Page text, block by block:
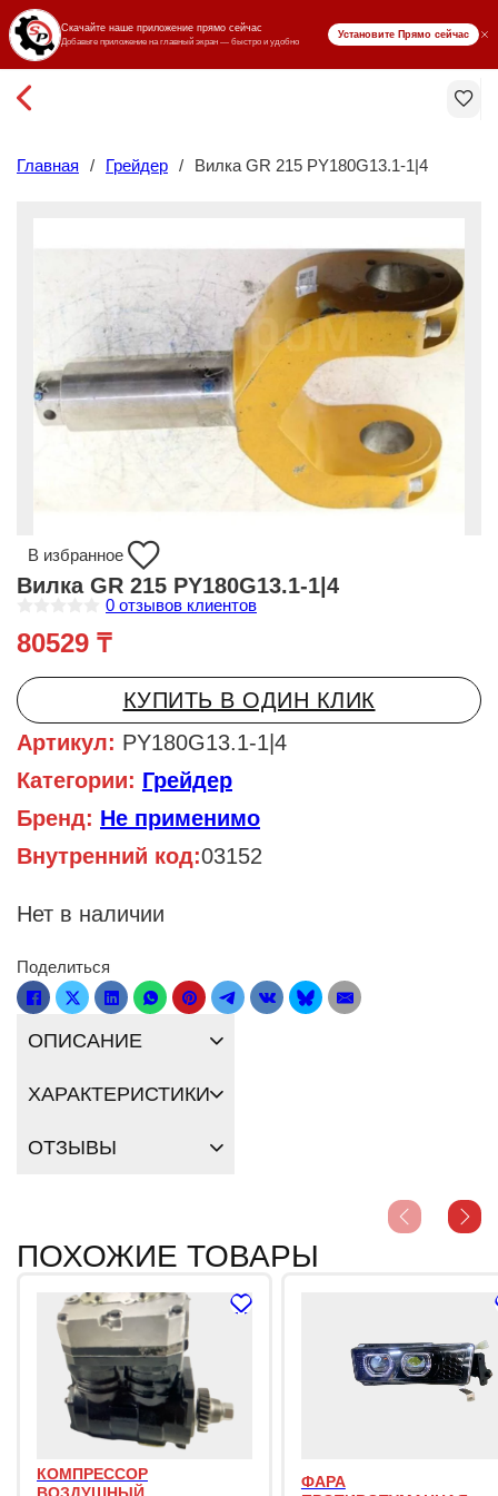
₸ KZT
Главная / Грейдер / Вилка GR 215 PY180G13.1-1|4
В избранное
Вилка GR 215 PY180G13.1-1|4
ц
е
к
а
0
и
з
5
0 отзывов клиентов
80529 ₸
КУПИТЬ В ОДИН КЛИК
Артикул: PY180G13.1-1|4
Категории: Грейдер
Бренд: Не применимо
Внутренний код:03152
Нет в наличии
Поделиться
ОПИСАНИЕ
ХАРАКТЕРИСТИКИ
ОТЗЫВЫ
ПОХОЖИЕ ТОВАРЫ
КОМПРЕССОР
ВОЗДУШНЫЙ
ФАРА